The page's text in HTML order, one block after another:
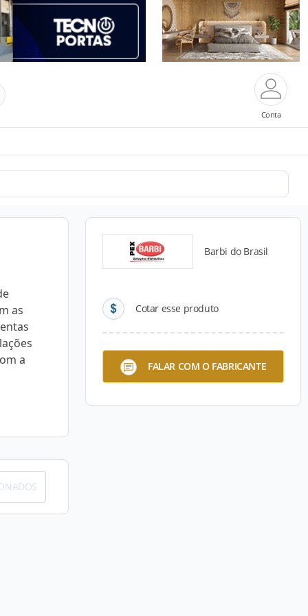
Conta
as
a
Barbi do Brasil
Cotar esse produto
FALAR COM O FABRICANTE